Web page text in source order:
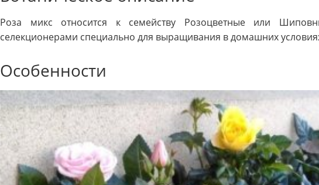
Роза микс относится к семейству Розоцветные или
селекционерами специально для выращивания в домашних
Особенности